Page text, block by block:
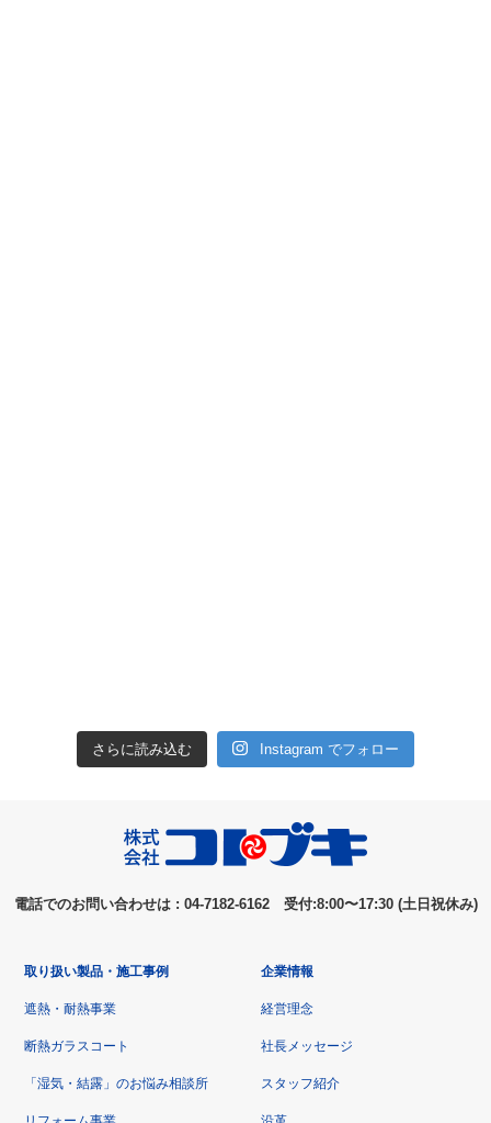
さらに読み込む Instagram でフォロー
電話でのお問い合わせは : 04-7182-6162 受付:8:00〜17:30 (土日祝休み)
取り扱い製品・施工事例
遮熱・耐熱事業
断熱ガラスコート
「湿気・結露」のお悩み相談所
企業情報
経営理念
社長メッセージ
スタッフ紹介